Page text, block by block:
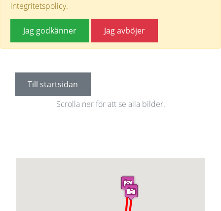
integritetspolicy.
Jag godkänner Jag avböjer
Till startsidan
Scrolla ner för att se alla bilder.